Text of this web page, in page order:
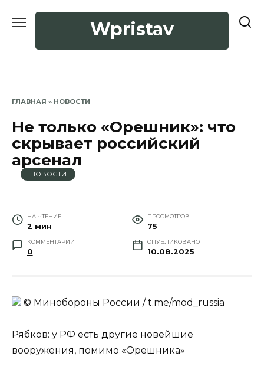
Wpristav
ГЛАВНАЯ » НОВОСТИ
Не только «Орешник»: что
скрывает российский
арсенал
НОВОСТИ
НА ЧТЕНИЕ
2 мин
ПРОСМОТРОВ
75
КОММЕНТАРИИ
0
ОПУБЛИКОВАНО
10.08.2025
© Минобороны России / t.me/mod_russia
Рябков: у РФ есть другие новейшие
вооружения, помимо «Орешника»